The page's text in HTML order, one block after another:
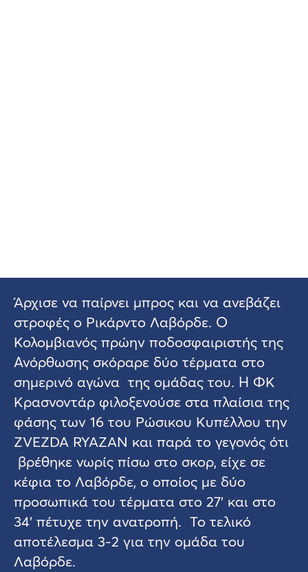
Άρχισε να παίρνει μπρος και να ανεβάζει
στροφές ο Ρικάρντο Λαβόρδε. Ο
Κολομβιανός πρώην ποδοσφαιριστής της
Ανόρθωσης σκόραρε δύο τέρματα στο
σημερινό αγώνα της ομάδας του. Η ΦΚ
Κρασνοντάρ φιλοξενούσε στα πλαίσια της
φάσης των 16 του Ρώσικου Κυπέλλου την
ZVEZDA RYAZAN και παρά το γεγονός ότι
βρέθηκε νωρίς πίσω στο σκορ, είχε σε
κέφια το Λαβόρδε, ο οποίος με δύο
προσωπικά του τέρματα στο 27’ και στο
34’ πέτυχε την ανατροπή. Το τελικό
αποτέλεσμα 3-2 για την ομάδα του
Λαβόρδε.